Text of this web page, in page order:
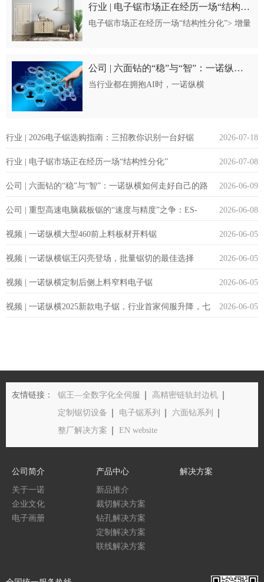
看。”这是很多家具厂老板的真实困惑···
行业 | 电子锯市场正在经历一场“结构性分化”
电子锯市场正在经历一场“结构性分化”> 增量
锯市场规模约9.57亿美元，预计到2032年将达
到16.33亿美元，年复···
公司 | 六面钻的“稳”与“智”：一诺纵横如何走好自己的路
当行业都在拥抱AI时，一诺纵横
到Sora，从智能制造到智···
2026-07-18
行业 | 2026电子锯选购指南：三招教你识别一台好锯
2026-07-08
行业 | 电子锯市场正在经历一场“结构性分化”
2026-06-09
公司 | 六面钻的“稳”与“智”：一诺纵横如何走好自己的路
2026-06-08
公司 | 重型高速电脑裁板锯的“速度与精度”之争：ES-
310Q给出了怎样的答案？ 2026-06-05
视频 | 一诺纵横大型460前上料板材开料锯
2026-06-05
视频 | 一诺纵横锯王闪亮登场，批量锯切的最佳选择
2026-06-05
视频 | 一诺纵横定制后侧上料窄料电子锯
2026-06-05
视频 | 一诺纵横2025新款电子锯，行业首家伺服升降，七
友情链接： 锯王—全数字化全伺服
高精密链轨封边机
定制锯切设备
电子锯系列
六面钻系列
整厂解决方案
EN website
公司简介
关于一诺
企业文化
电子画册
产品中心
新品推介
裁切解决方案
钻孔解决方案
定制解决方案
联线解决方案
解决方案